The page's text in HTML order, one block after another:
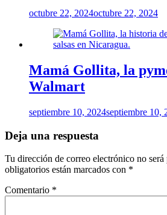
octubre 22, 2024octubre 22, 2024
Mamá Gollita, la
Walmart
septiembre 10, 2024septiembre 10,
Deja una respuesta
Tu dirección de correo electrónico no será
obligatorios están marcados con *
Comentario *